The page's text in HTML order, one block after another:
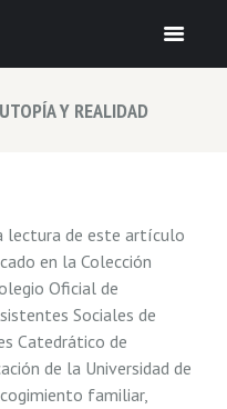
Y REALIDAD
lectura de este artículo
en la Colección
Oficial de
Sociales de
Catedrático de
de la Universidad de
familiar,